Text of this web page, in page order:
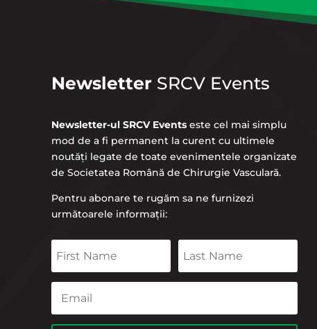
NewsletterSRCV Events
Newsletter-ul SRCV Eventseste cel mai simplu
mod de a fi permanent la curent cu ultimele
noutăți legate de toate evenimentele organizate
de Societatea Română de Chirurgie Vasculară.
Pentru abonare te rugăm sa ne furnizezi
următoarele informații: